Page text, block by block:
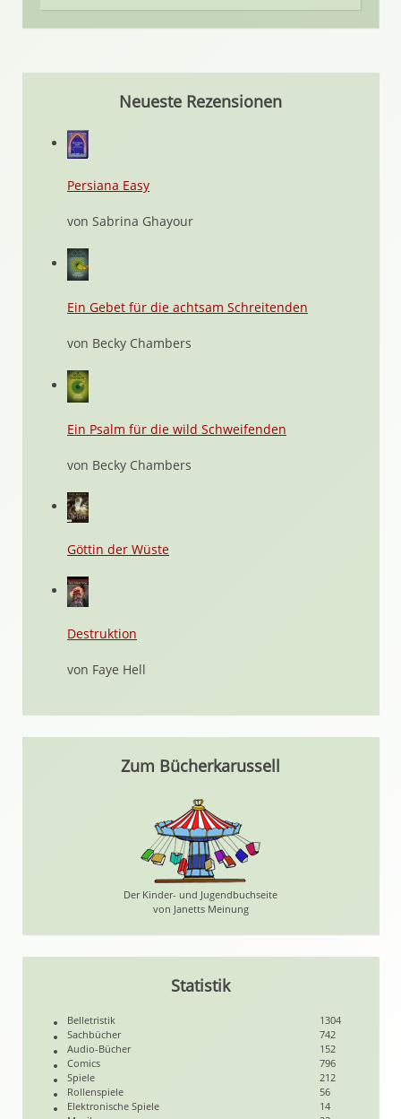
Neueste Rezensionen
Persiana Easy
von Sabrina Ghayour
Ein Gebet für die achtsam Schreitenden
von Becky Chambers
Ein Psalm für die wild Schweifenden
von Becky Chambers
Göttin der Wüste
Destruktion
von Faye Hell
Zum Bücherkarussell
Der Kinder- und Jugendbuchseite
von Janetts Meinung
Statistik
Belletristik
1304
Sachbücher
742
Audio-Bücher
152
Comics
796
Spiele
212
Rollenspiele
56
Elektronische Spiele
14